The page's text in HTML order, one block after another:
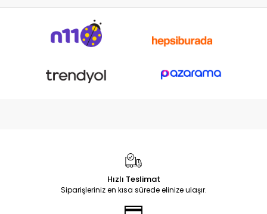
Hızlı Teslimat
Siparişleriniz en kısa sürede elinize ulaşır.